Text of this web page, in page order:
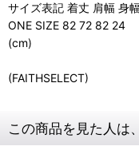
サイズ表記 着丈 肩幅 身
ONE SIZE 82 72 82 24
(cm)
(FAITHSELECT)
この商品を見た人は